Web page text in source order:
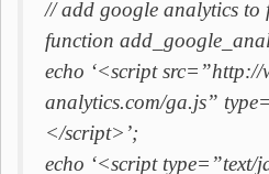
// add google analytics to
function
echo ‘<script src=”http://
analytics.com/ga.js”
</script>’;
echo ‘<script type=”text/